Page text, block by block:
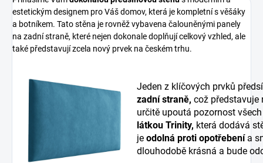
estetickým designem pro Váš domov, která je kompletní s věšáky
a botníkem. Tato stěna je rovněž vybavena čalouněnými panely
na zadní straně, které nejen dokonale doplňují celkový vzhled, ale
také představují zcela nový prvek na českém trhu.
Jeden z klíčových prvků
zadní straně, což
určitě upoutá pozornost
látkou Trinity, která dodává
je odolná proti opotřebenía
dlouhodobě krásná a bude